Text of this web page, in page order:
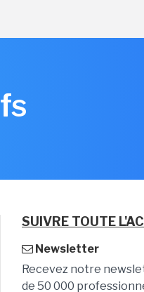
SUIVRE TOUTE
Newsletter
Recevez notre
de 50 000